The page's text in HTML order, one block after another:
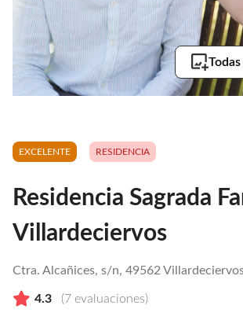
EXCELENTE RESIDENCIA
Residencia Sagrada
Villardeciervos
Ctra. Alcañices, s/n, 49562
4.3 (7 evaluaciones)